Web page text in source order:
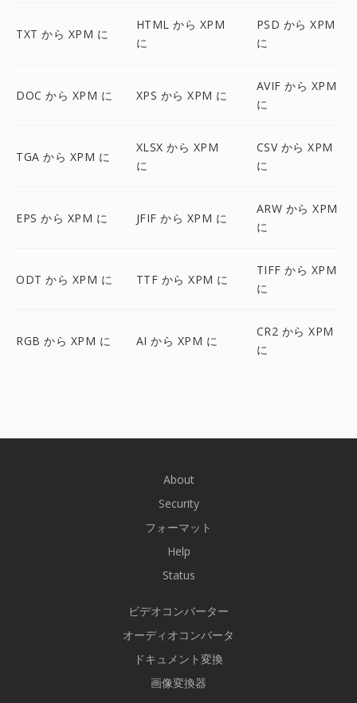
TXT から XPM に
HTML から XPM
に
PSD から XPM
に
DOC から XPM に XPS から XPM に
AVIF から XPM
に
TGA から XPM に
XLSX から XPM
に
CSV から XPM
に
EPS から XPM に JFIF から XPM に
ARW から XPM
に
ODT から XPM に TTF から XPM に
TIFF から XPM
に
RGB から XPM に AI から XPM に
CR2 から XPM
に
About
Security
フォーマット
Help
Status
ビデオコンバーター
オーディオコンバータ
ドキュメント変換
画像変換器